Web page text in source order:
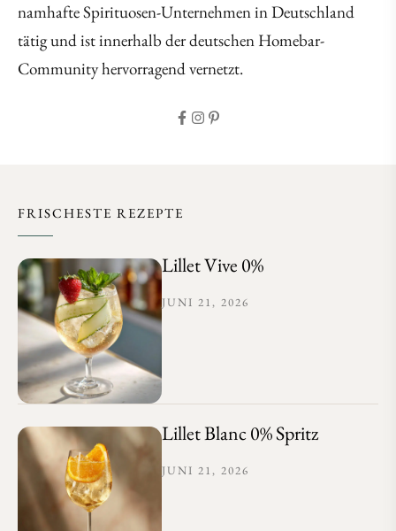
namhafte Spirituosen-Unternehmen in Deutschland
tätig und ist innerhalb der deutschen Homebar-
Community hervorragend vernetzt.
FRISCHESTE REZEPTE
Lillet Vive 0%
JUNI 21, 2026
Lillet Blanc 0% Spritz
JUNI 21, 2026